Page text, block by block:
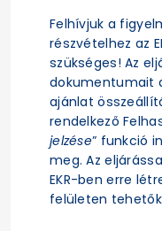
Felhívjuk a
részvételhez az
szükséges! Az
dokumentumait
ajánlat
rendelkező
jelzése” funkció
meg. Az
EKR-ben erre
felületen